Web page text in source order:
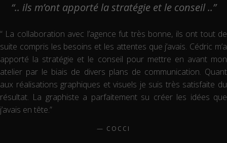
“.. ils m’ont apporté la stratégie et le conseil ..”
“ La collaboration avec l’agence fut très bonne, ils ont tout de
suite compris les besoins et les attentes que j’avais. Cédric m’a
apporté la stratégie et le conseil pour mettre en avant mon
atelier par le biais de divers plans de communication. Quant
aux réalisations graphiques et visuels je suis très satisfaite du
résultat. La graphiste a parfaitement su créer les idées que
j’avais en tête.”
COCCI